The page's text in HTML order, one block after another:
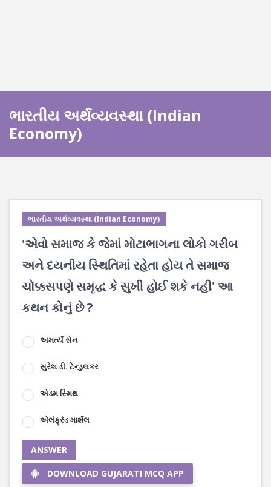
ભારતીય અર્થવ્યવસ્થા (Indian
Economy)
ભારતીય અર્થવ્યવસ્થા (Indian Economy)
'એવો સમાજ કે જેમાં મોટાભાગના લોકો ગરીબ
અને દયનીય સ્થિતિમાં રહેતા હોય તે સમાજ
ચોક્કસપણે સમૃદ્ધ કે સુખી હોઈ શકે નહી' આ
કથન કોનું છે ?
અમર્ત્ય સેન
સુરેશ ડી. ટેન્ડુલકર
એડમ સ્મિથ
એલંફ્રેડ માર્શલ
ANSWER
DOWNLOAD GUJARATI MCQ APP